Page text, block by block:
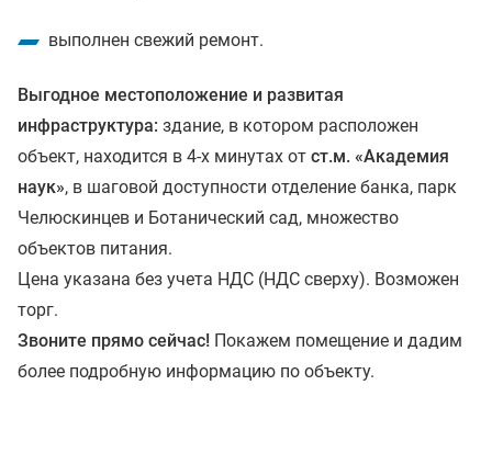
выполнен свежий ремонт.
Выгодное местоположение и развитая
инфраструктура: здание, в котором расположен
объект, находится в 4-х минутах от ст.м. «Академия
наук», в шаговой доступности отделение банка, парк
Челюскинцев и Ботанический сад, множество
объектов питания.
Цена указана без учета НДС (НДС сверху). Возможен
торг.
Звоните прямо сейчас! Покажем помещение и дадим
более подробную информацию по объекту.